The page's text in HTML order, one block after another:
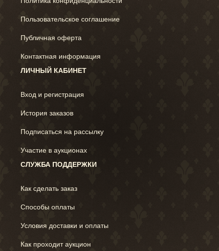
Пользовательское соглашение
Публичная оферта
Контактная информация
ЛИЧНЫЙ КАБИНЕТ
Вход и регистрация
История заказов
Подписаться на рассылку
Участие в аукционах
СЛУЖБА ПОДДЕРЖКИ
Как сделать заказ
Способы оплаты
Условия доставки и оплаты
Как проходит аукцион